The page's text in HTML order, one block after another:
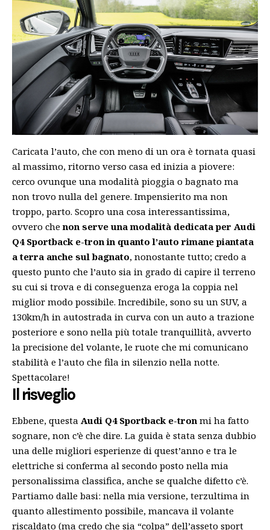
Caricata l’auto, che con meno di un ora è tornata quasi
al massimo, ritorno verso casa ed inizia a piovere:
cerco ovunque una modalità pioggia o bagnato ma
non trovo nulla del genere. Impensierito ma non
troppo, parto. Scopro una cosa interessantissima,
ovvero chenon serve una modalità dedicata per Audi
Q4 Sportback e-tron in quanto l’auto rimane piantata
a terra anche sul bagnato, nonostante tutto; credo a
questo punto che l’auto sia in grado di capire il terreno
su cui si trova e di conseguenza eroga la coppia nel
miglior modo possibile. Incredibile, sono su un SUV, a
130km/h in autostrada in curva con un auto a trazione
posteriore e sono nella più totale tranquillità, avverto
la precisione del volante, le ruote che mi comunicano
stabilità e l’auto che fila in silenzio nella notte.
Spettacolare!
Il risveglio
Ebbene, questa Audi Q4 Sportback e-tron mi ha fatto
sognare, non c’è che dire. La guida è stata senza dubbio
una delle migliori esperienze di quest’anno e tra le
elettriche si conferma al secondo posto nella mia
personalissima classifica, anche se qualche difetto c’è.
Partiamo dalle basi: nella mia versione, terzultima in
quanto allestimento possibile, mancava il volante
riscaldato (ma credo che sia “colpa” dell’asseto sport